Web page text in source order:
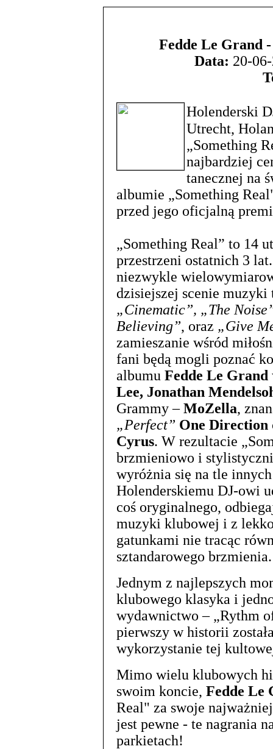
Fedde Le Grand
Data: 20-
Holenderski
Utrecht,
„Something
najbardziej
tanecznej na
albumie „Something
przed jego oficjalną
„Something Real” to 14
przestrzeni ostatnich 3
niezwykle
dzisiejszej scenie
„Cinematic”, „The
Believing”, oraz „Give
zamieszanie wśród
fani będą mogli poznać
albumu Fedde Le Grand
Lee, Jonathan
Grammy –MoZella,
„Perfect” One Direction
Cyrus. W rezultacie
brzmieniowo i
wyróżnia się na tle
Holenderskiemu DJ-owi
coś oryginalnego,
muzyki klubowej i z
gatunkami nie tracąc
sztandarowego brzmienia.
Jednym z najlepszych
klubowego klasyka i
wydawnictwo – „Rythm
pierwszy w historii
wykorzystanie tej
Mimo wielu klubowych
swoim koncie, Fedde Le
Real" za swoje
jest pewne - te nagrania
parkietach!